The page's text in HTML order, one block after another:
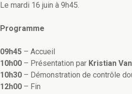
Le mardi 16 juin à 9h45.
Programme
09h45 – Accueil
10h00 – Présentation par Kristian
10h30 – Démonstration de contrôle
12h00 – Fin